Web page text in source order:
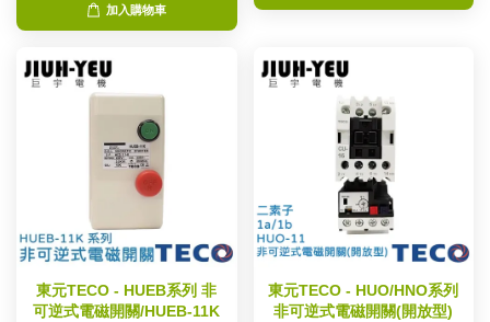
加入購物車
東元TECO - HUEB系列 非
可逆式電磁開關/HUEB-11K
東元TECO - HUO/HNO系列
非可逆式電磁開關(開放型)